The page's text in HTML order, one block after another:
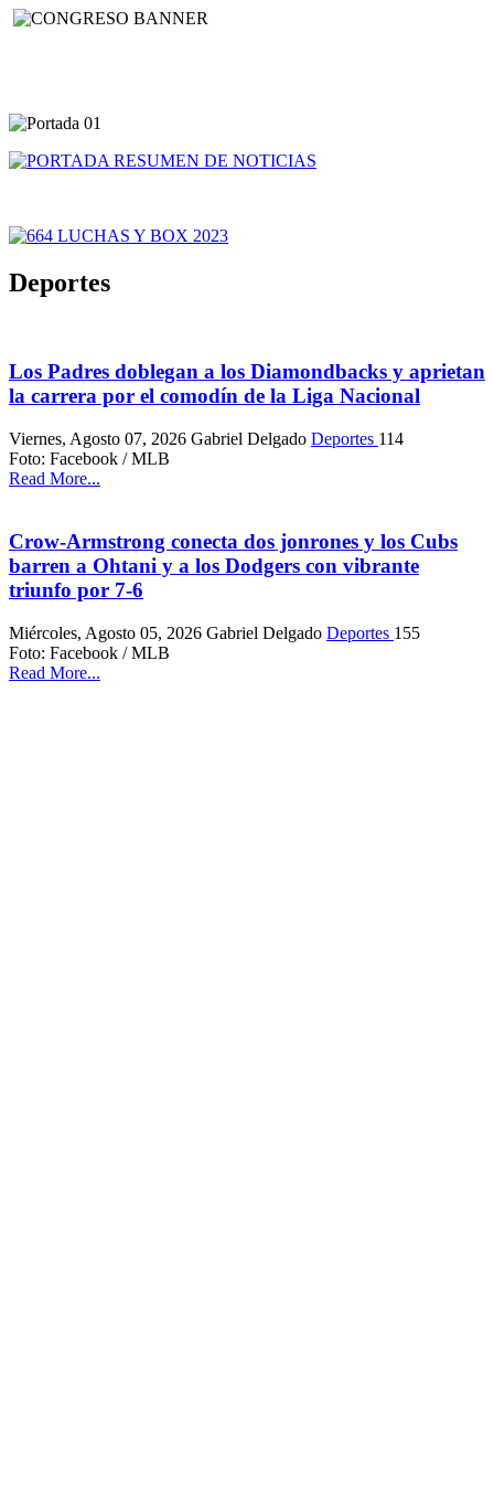
Deportes
Los Padres doblegan a los Diamondbacks y aprietan
la carrera por el comodín de la Liga Nacional
Viernes, Agosto 07, 2026 Gabriel Delgado Deportes 114
Foto: Facebook / MLB
Read More...
Crow-Armstrong conecta dos jonrones y los Cubs
barren a Ohtani y a los Dodgers con vibrante
triunfo por 7-6
Miércoles, Agosto 05, 2026 Gabriel Delgado Deportes 155
Foto: Facebook / MLB
Read More...